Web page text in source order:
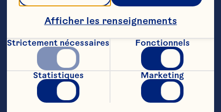
Sparkling Cranberry ZERO
Afficher les renseignements
Strictement nécessaires Fonctionnels
Statistiques Marketing